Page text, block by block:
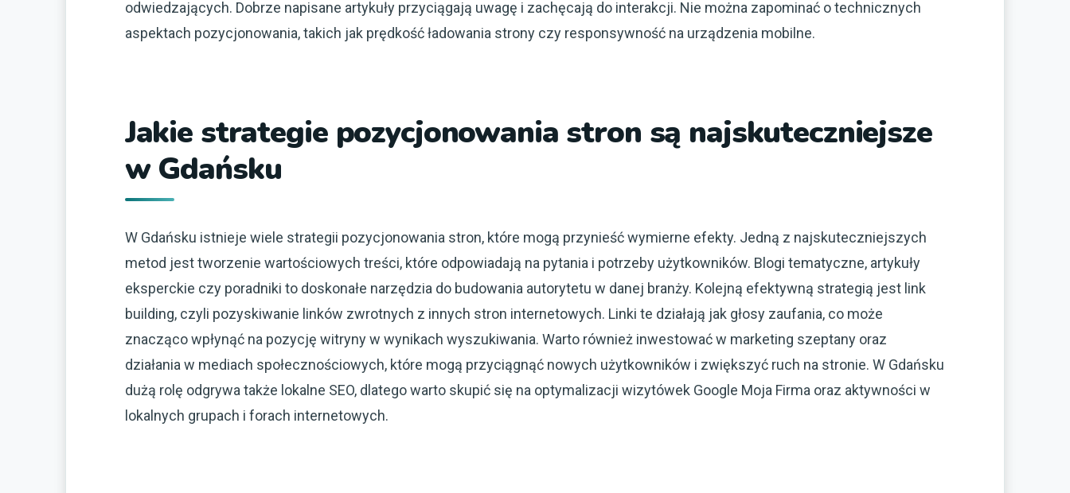
odwiedzających. Dobrze napisane artykuły przyciągają uwagę i zachęcają do interakcji. Nie można zapominać o technicznych
aspektach pozycjonowania, takich jak prędkość ładowania strony czy responsywność na urządzenia mobilne.
Jakie strategie pozycjonowania stron są najskuteczniejsze
w Gdańsku
W Gdańsku istnieje wiele strategii pozycjonowania stron, które mogą przynieść wymierne efekty. Jedną z najskuteczniejszych
metod jest tworzenie wartościowych treści, które odpowiadają na pytania i potrzeby użytkowników. Blogi tematyczne, artykuły
eksperckie czy poradniki to doskonałe narzędzia do budowania autorytetu w danej branży. Kolejną efektywną strategią jest link
building, czyli pozyskiwanie linków zwrotnych z innych stron internetowych. Linki te działają jak głosy zaufania, co może
znacząco wpłynąć na pozycję witryny w wynikach wyszukiwania. Warto również inwestować w marketing szeptany oraz
działania w mediach społecznościowych, które mogą przyciągnąć nowych użytkowników i zwiększyć ruch na stronie. W Gdańsku
dużą rolę odgrywa także lokalne SEO, dlatego warto skupić się na optymalizacji wizytówek Google Moja Firma oraz aktywności w
lokalnych grupach i forach internetowych.